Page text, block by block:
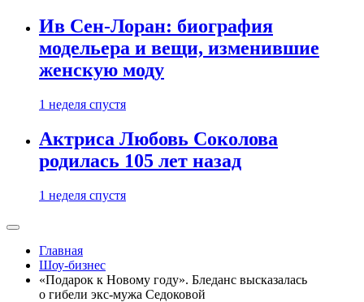
Ив Сен-Лоран: биография
модельера и вещи, изменившие
женскую моду
1 неделя спустя
Актриса Любовь Соколова
родилась 105 лет назад
1 неделя спустя
Главная
Шоу-бизнес
«Подарок к Новому году». Бледанс высказалась
о гибели экс-мужа Седоковой